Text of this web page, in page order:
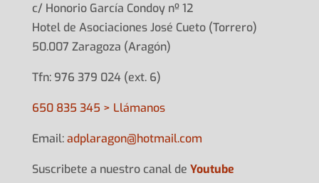
c/ Honorio García Condoy nº 12
Hotel de Asociaciones José Cueto (Torrero)
50.007 Zaragoza (Aragón)
Tfn: 976 379 024 (ext. 6)
650 835 345 > Llámanos
Email:adplaragon@hotmail.com
Suscribete a nuestro canal de Youtube